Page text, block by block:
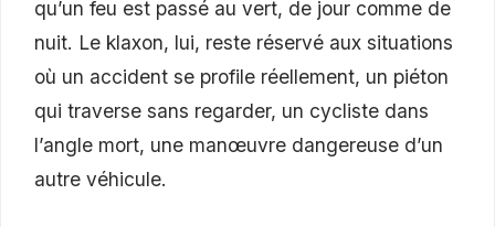
qu’un feu est passé au vert, de jour comme de
nuit. Le klaxon, lui, reste réservé aux situations
où un accident se profile réellement, un piéton
qui traverse sans regarder, un cycliste dans
l’angle mort, une manœuvre dangereuse d’un
autre véhicule.